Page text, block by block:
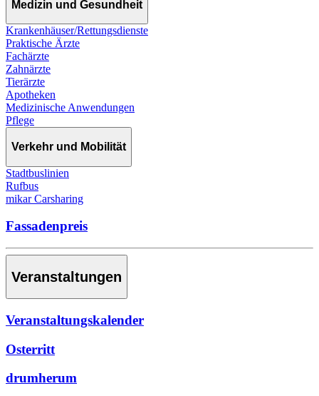
Medizin und Gesundheit
Krankenhäuser/Rettungsdienste
Praktische Ärzte
Fachärzte
Zahnärzte
Tierärzte
Apotheken
Medizinische Anwendungen
Pflege
Verkehr und Mobilität
Stadtbuslinien
Rufbus
mikar Carsharing
Fassadenpreis
Veranstaltungen
Veranstaltungskalender
Osterritt
drumherum